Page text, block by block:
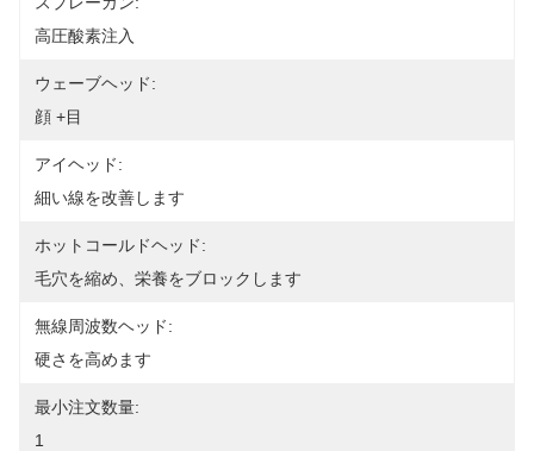
高圧酸素注入
ウェーブヘッド:
顔 +目
アイヘッド:
細い線を改善します
ホットコールドヘッド:
毛穴を縮め、栄養をブロックします
無線周波数ヘッド:
硬さを高めます
最小注文数量:
1